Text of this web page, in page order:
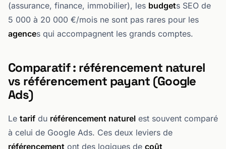
(assurance, finance, immobilier), les budgets SEO de
5 000 à 20 000 €/mois ne sont pas rares pour les
agences qui accompagnent les grands comptes.
Comparatif : référencement naturel
vs référencement payant (Google
Ads)
Le tarif du référencement naturel est souvent comparé
à celui de Google Ads. Ces deux leviers de
référencement ont des logiques de coût